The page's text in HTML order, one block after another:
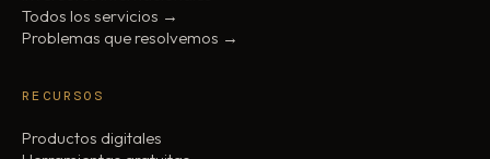
Todos los servicios →
Problemas que resolvemos →
RECURSOS
Productos digitales